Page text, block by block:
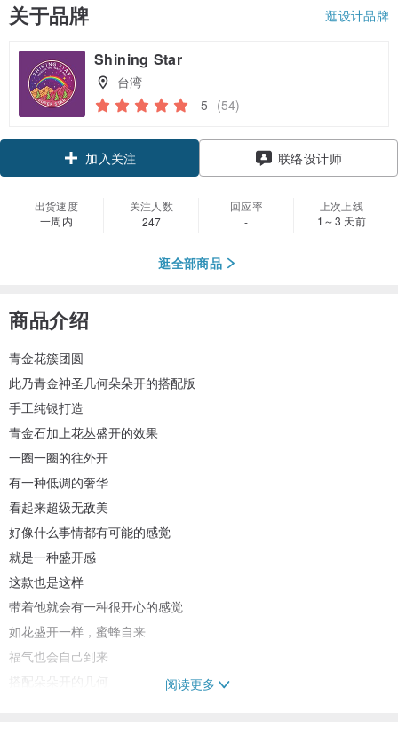
关于品牌 逛设计品牌
Shining Star
台湾
5 (54)
加入关注 联络设计师
出货速度
一周内
关注人数
247
回应率
-
上次上线
1～3 天前
逛全部商品
商品介绍
青金花簇团圆
此乃青金神圣几何朵朵开的搭配版
手工纯银打造
青金石加上花丛盛开的效果
一圈一圈的往外开
有一种低调的奢华
看起来超级无敌美
好像什么事情都有可能的感觉
就是一种盛开感
这款也是这样
带着他就会有一种很开心的感觉
如花盛开一样，蜜蜂自来
福气也会自己到来
搭配朵朵开的几何
阅读更多